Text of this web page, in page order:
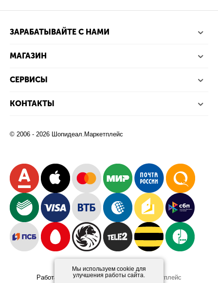
Мы используем cookie для
улучшения работы сайта.
ЗАРАБАТЫВАЙТЕ С НАМИ
МАГАЗИН
СЕРВИСЫ
КОНТАКТЫ
© 2006 - 2026 Шопидеал.Маркетплейс
Работает на платформеШопидеал.Маркетплейс